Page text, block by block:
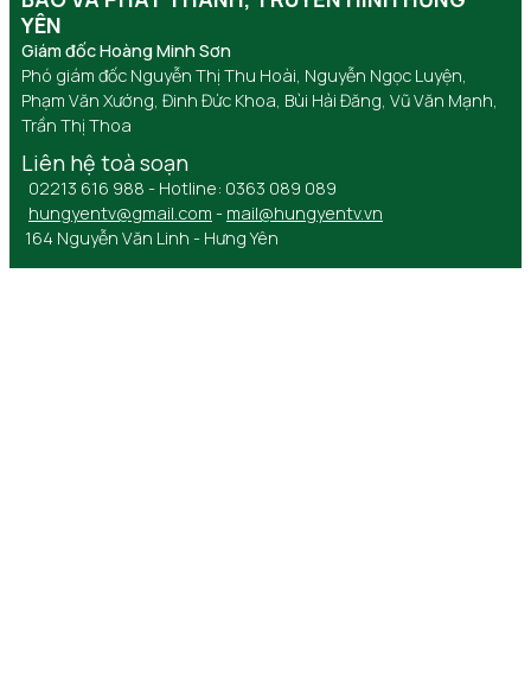
YÊN
Giám đốc Hoàng Minh Sơn
Phó giám đốc Nguyễn Thị Thu Hoài, Nguyễn Ngọc Luyện,
Phạm Văn Xướng, Đinh Đức Khoa, Bùi Hải Đăng, Vũ Văn Mạnh,
Trần Thị Thoa
Liên hệ toà soạn
02213 616 988 - Hotline: 0363 089 089
hungyentv@gmail.com - mail@hungyentv.vn
164 Nguyễn Văn Linh - Hưng Yên